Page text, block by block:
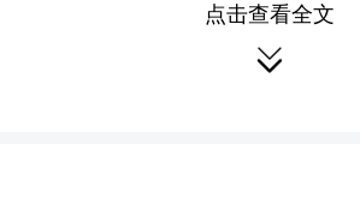
近年来，他已经从北
1986年出生的黄刚，
点击查看全文
